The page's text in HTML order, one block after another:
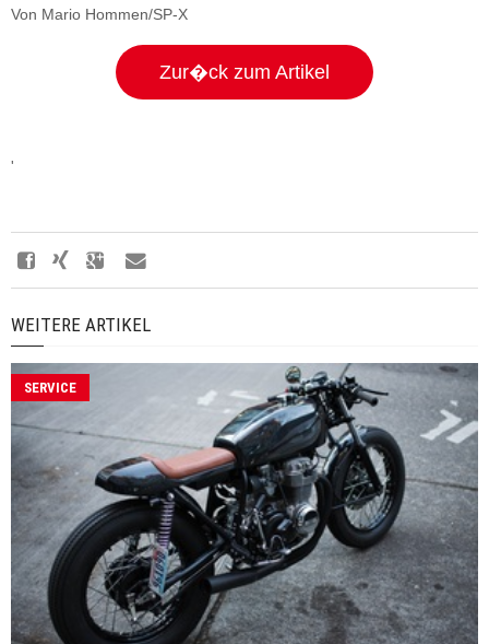
Von Mario Hommen/SP-X
Zur�ck zum Artikel
'
WEITERE ARTIKEL
SERVICE